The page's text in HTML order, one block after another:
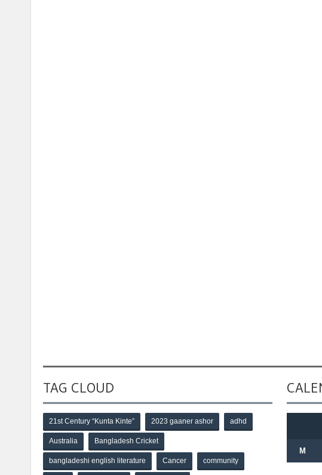
TAG CLOUD
21st Century “Kunta Kinte” 2023 gaaner ashor adhd
Australia Bangladesh Cricket
bangladeshi english literature Cancer community
M